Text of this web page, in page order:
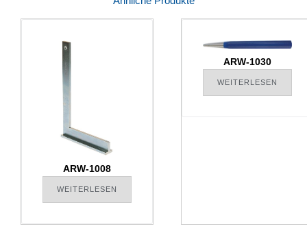
ARW-1008
WEITERLESEN
ARW-1030
WEITERLESEN